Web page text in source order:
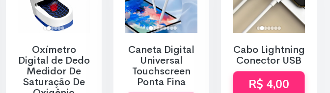
Oxímetro
Digital de Dedo
Medidor De
Saturação De
Caneta Digital
Universal
Touchscreen
Ponta Fina
Cabo Lightning
Conector USB
R$ 4,00